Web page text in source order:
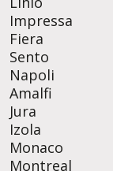
Impressa
Fiera
Sento
Napoli
Amalfi
Jura
Izola
Monaco
Montreal